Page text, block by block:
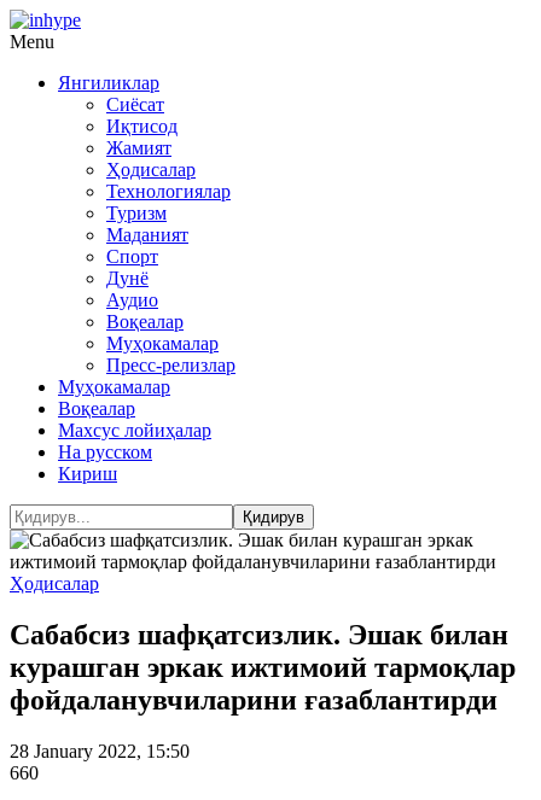
Menu
Янгиликлар
Сиёсат
Иқтисод
Жамият
Ҳодисалар
Технологиялар
Туризм
Маданият
Спорт
Дунё
Аудио
Воқеалар
Муҳокамалар
Пресс-релизлар
Муҳокамалар
Воқеалар
Махсус лойиҳалар
На русском
Кириш
Ҳодисалар
Сабабсиз шафқатсизлик. Эшак билан
курашган эркак ижтимоий тармоқлар
фойдаланувчиларини ғазаблантирди
28 January 2022, 15:50
660